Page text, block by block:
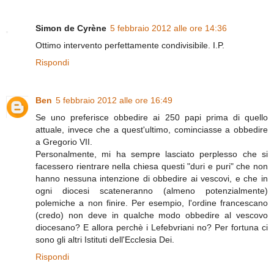
Simon de Cyrène 5 febbraio 2012 alle ore 14:36
Ottimo intervento perfettamente condivisibile. I.P.
Rispondi
Ben 5 febbraio 2012 alle ore 16:49
Se uno preferisce obbedire ai 250 papi prima di quello
attuale, invece che a quest'ultimo, cominciasse a obbedire
a Gregorio VII.
Personalmente, mi ha sempre lasciato perplesso che si
facessero rientrare nella chiesa questi "duri e puri" che non
hanno nessuna intenzione di obbedire ai vescovi, e che in
ogni diocesi scateneranno (almeno potenzialmente)
polemiche a non finire. Per esempio, l'ordine francescano
(credo) non deve in qualche modo obbedire al vescovo
diocesano? E allora perchè i Lefebvriani no? Per fortuna ci
sono gli altri Istituti dell'Ecclesia Dei.
Rispondi